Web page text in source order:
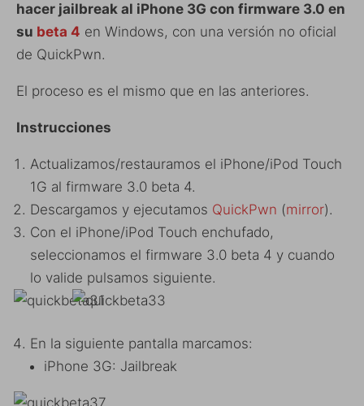
hacer jailbreak al iPhone 3G con firmware 3.0 en
su beta 4 en Windows, con una versión no oficial
de QuickPwn.
El proceso es el mismo que en las anteriores.
Instrucciones
Actualizamos/restauramos el iPhone/iPod Touch
1G al firmware 3.0 beta 4.
Descargamos y ejecutamos QuickPwn (mirror).
Con el iPhone/iPod Touch enchufado,
seleccionamos el firmware 3.0 beta 4 y cuando
lo valide pulsamos siguiente.
En la siguiente pantalla marcamos:
iPhone 3G: Jailbreak